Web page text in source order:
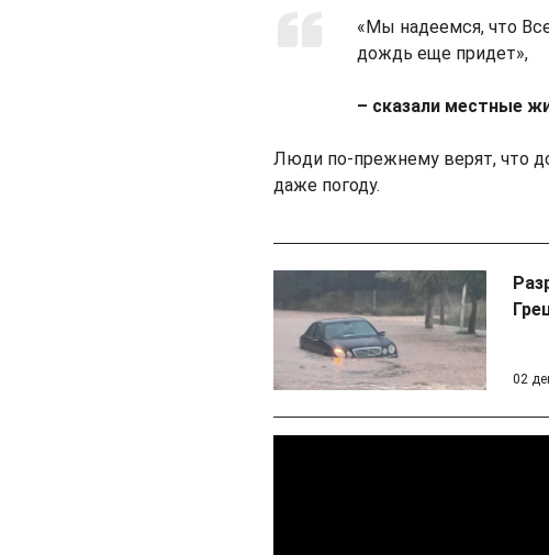
«Мы надеемся, что
дождь еще придет»,
– сказали местные
Люди по-прежнему верят, что
даже погоду.
02